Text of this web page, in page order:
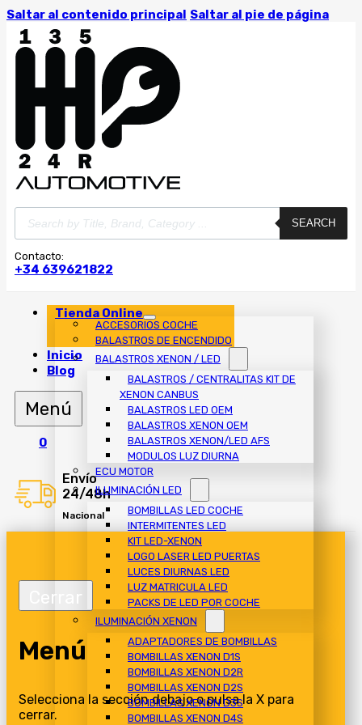
Saltar al contenido principal Saltar al pie de página
Búsqueda
de
productos
SEARCH
Contacto:
+34 639621822
Tienda Online
ACCESORIOS COCHE
BALASTROS DE ENCENDIDO
BALASTROS XENON / LED
BALASTROS / CENTRALITAS KIT DE
XENON CANBUS
BALASTROS LED OEM
BALASTROS XENON OEM
BALASTROS XENON/LED AFS
MODULOS LUZ DIURNA
ECU MOTOR
ILUMINACIÓN LED
BOMBILLAS LED COCHE
INTERMITENTES LED
KIT LED-XENON
LOGO LASER LED PUERTAS
LUCES DIURNAS LED
LUZ MATRICULA LED
PACKS DE LED POR COCHE
ILUMINACIÓN XENON
ADAPTADORES DE BOMBILLAS
BOMBILLAS XENON D1S
BOMBILLAS XENON D2R
BOMBILLAS XENON D2S
BOMBILLAS XENON D3S
BOMBILLAS XENON D4S
Inicio
Blog
0
Envío
24/48h
Nacional
Menú
Selecciona la sección debajo o pulsa la X para
cerrar.